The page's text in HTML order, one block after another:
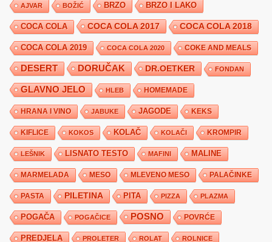
AJVAR BOŽIĆ BRZO BRZO I LAKO
COCA COLA COCA COLA 2017 COCA COLA 2018
COCA COLA 2019 COCA COLA 2020 COKE AND MEALS
DESERT DORUČAK DR.OETKER FONDAN
GLAVNO JELO HLEB HOMEMADE
HRANA I VINO JABUKE JAGODE KEKS
KIFLICE KOKOS KOLAČ KOLAČI KROMPIR
LEŠNIK LISNATO TESTO MAFINI MALINE
MARMELADA MESO MLEVENO MESO PALAČINKE
PASTA PILETINA PITA PIZZA PLAZMA
POGAČA POGAČICE POSNO POVRĆE
PREDJELA PROLETER ROLAT ROLNICE